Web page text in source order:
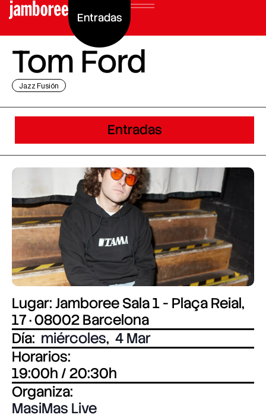
Entradas
Tom Ford
Jazz Fusión
Entradas
Lugar: Jamboree Sala 1 - Plaça Reial,
17 · 08002 Barcelona
Día: miércoles, 4 Mar
Horarios:
19:00h / 20:30h
Organiza:
MasiMas Live